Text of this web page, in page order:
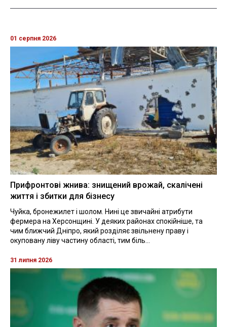
01 серпня 2026
Прифронтові жнива: знищений врожай, скалічені
життя і збитки для бізнесу
Чуйка, бронежилет і шолом. Нині це звичайні атрибути
фермера на Херсонщині. У деяких районах спокійніше, та
чим ближчий Дніпро, який розділяє звільнену праву і
окуповану ліву частину області, тим біль...
31 липня 2026